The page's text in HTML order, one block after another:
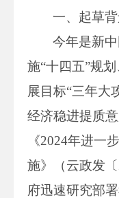
一、起草
今年是新
施“十四五”规
展目标“三年大
经济稳进提质
《2024年进一
施》（云政发
府迅速研究部